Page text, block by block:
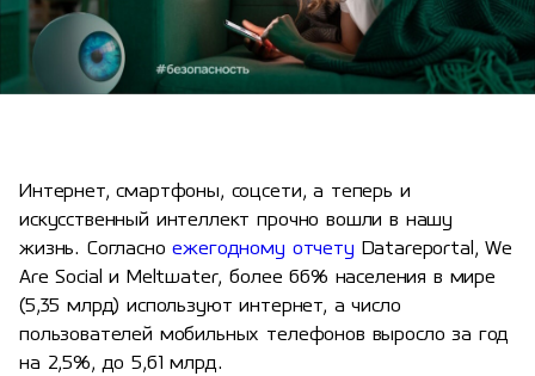
Интернет, смартфоны, соцсети, а теперь и
искусственный интеллект прочно вошли в нашу
жизнь. Согласноежегодному отчету Datareportal, We
Are Social и Meltwater, более 66% населения в мире
(5,35 млрд) используют интернет, а число
пользователей мобильных телефонов выросло за год
на 2,5%, до 5,61 млрд.